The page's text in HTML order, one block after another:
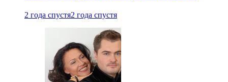
2 года спустя2 года спустя